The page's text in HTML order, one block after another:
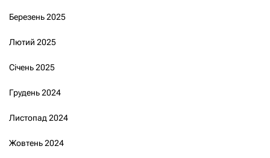
Березень 2025
Лютий 2025
Січень 2025
Грудень 2024
Листопад 2024
Жовтень 2024